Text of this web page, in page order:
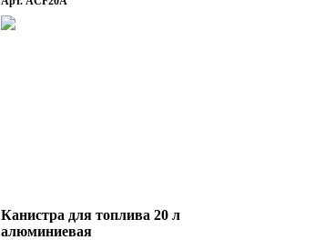
Канистра для топлива 20 л
алюминиевая